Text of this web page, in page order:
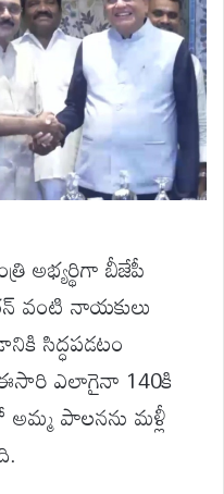
అభ్యర్థిగా బీజేపీ
వంటి నాయకులు
సిద్ధపడటం
ఎలాగైనా 140కి
పాలనను మళ్లీ